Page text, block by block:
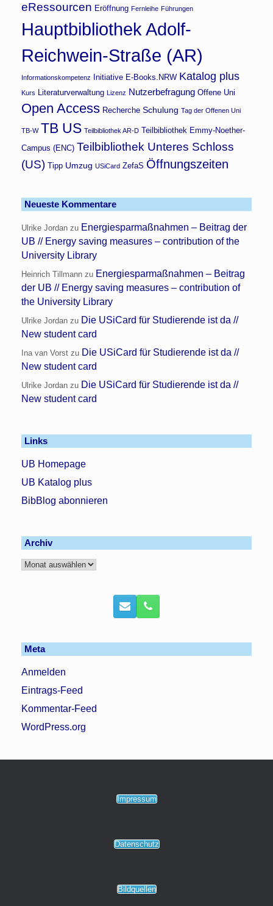
eRessourcen Eröffnung Fernleihe Führungen
Hauptbibliothek Adolf-
Reichwein-Straße (AR)
Informationskompetenz Initiative E-Books.NRW Katalog plus
Kurs Literaturverwaltung Lizenz Nutzerbefragung Offene Uni
Open Access Recherche Schulung Tag der Offenen Uni
TB-W TB US Teilbibliothek AR-D Teilbibliothek Emmy-Noether-
Campus (ENC) Teilbibliothek Unteres Schloss
(US)
Tipp Umzug USiCard ZefaS Öffnungszeiten
Neueste Kommentare
Ulrike Jordan zu Energiesparmaßnahmen – Beitrag der
UB // Energy saving measures – contribution of the
University Library
Heinrich Tillmann zu Energiesparmaßnahmen – Beitrag
der UB // Energy saving measures – contribution of
the University Library
Ulrike Jordan zu Die USiCard für Studierende ist da //
New student card
Ina van Vorst zu Die USiCard für Studierende ist da //
New student card
Ulrike Jordan zu Die USiCard für Studierende ist da //
New student card
Links
UB Homepage
UB Katalog plus
BibBlog abonnieren
Archiv
Archiv
Meta
Anmelden
Eintrags-Feed
Kommentar-Feed
WordPress.org
Impressum
Datenschutz
Bildquellen